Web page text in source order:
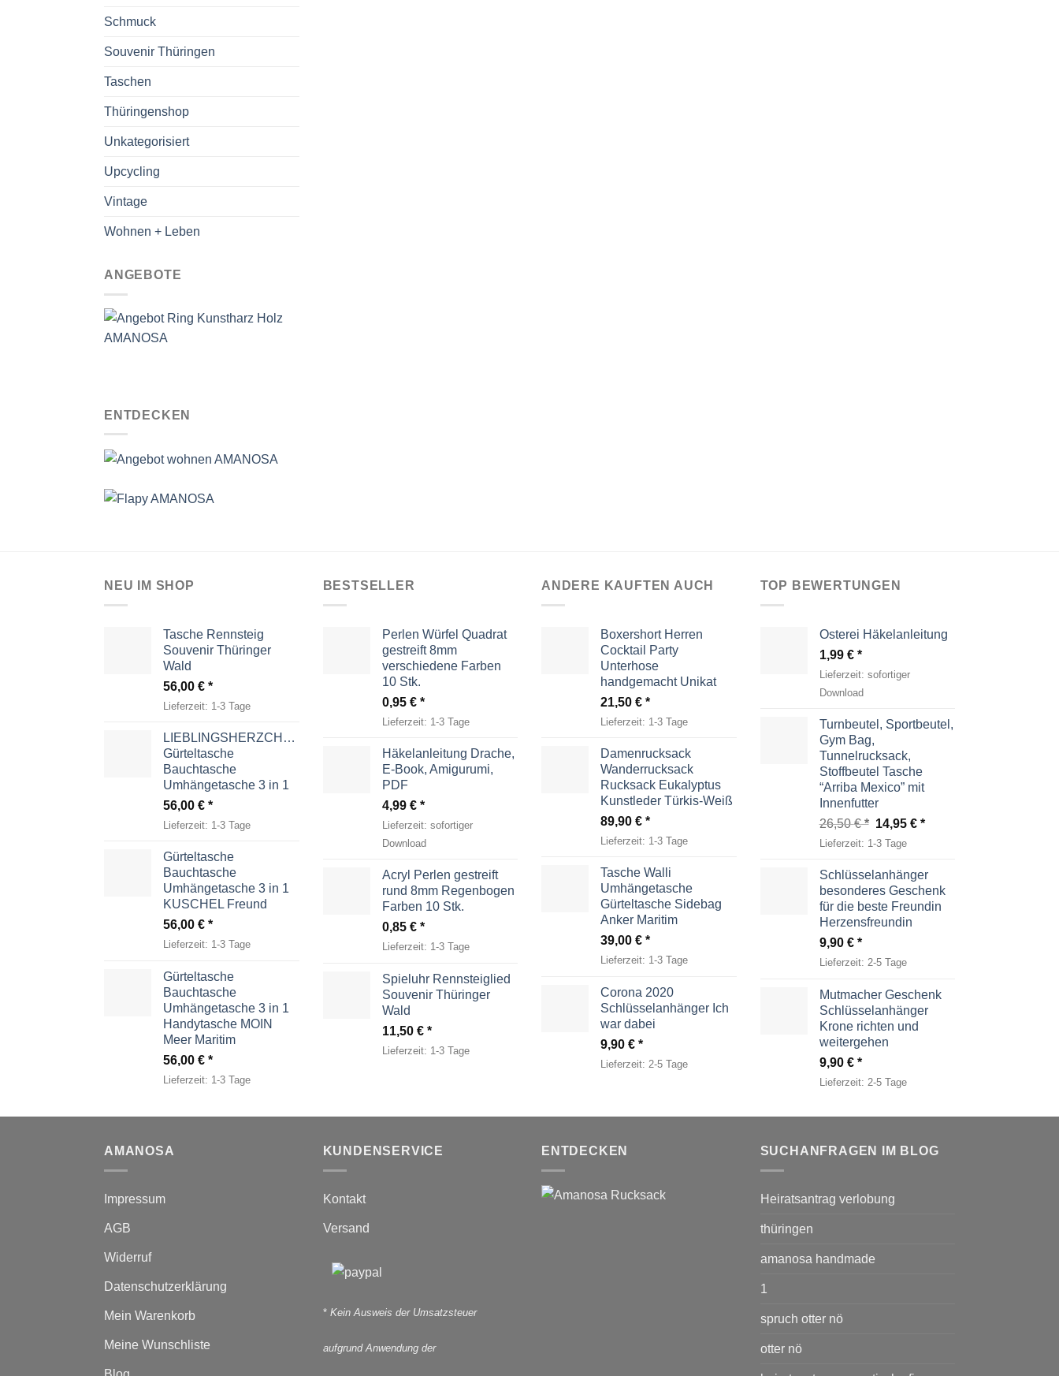
Schmuck
Souvenir Thüringen
Taschen
Thüringenshop
Unkategorisiert
Upcycling
Vintage
Wohnen + Leben
ANGEBOTE
ENTDECKEN
NEU IM SHOP
Tasche Rennsteig
Souvenir Thüringer
Wald
56,00 €
Lieferzeit: 1-3 Tage
LIEBLINGSHERZCHEN
Gürteltasche
Bauchtasche
Umhängetasche 3 in 1
56,00 €
Lieferzeit: 1-3 Tage
Gürteltasche
Bauchtasche
Umhängetasche 3 in 1
KUSCHEL Freund
56,00 €
Lieferzeit: 1-3 Tage
Gürteltasche
Bauchtasche
Umhängetasche 3 in 1
Handytasche MOIN
Meer Maritim
56,00 €
Lieferzeit: 1-3 Tage
BESTSELLER
Perlen Würfel Quadrat
gestreift 8mm
verschiedene Farben
10 Stk.
0,95 €
Lieferzeit: 1-3 Tage
Häkelanleitung Drache,
E-Book, Amigurumi,
PDF
4,99 €
Lieferzeit: sofortiger
Download
Acryl Perlen gestreift
rund 8mm Regenbogen
Farben 10 Stk.
0,85 €
Lieferzeit: 1-3 Tage
Spieluhr Rennsteiglied
Souvenir Thüringer
Wald
11,50 €
Lieferzeit: 1-3 Tage
ANDERE KAUFTEN AUCH
Boxershort Herren
Cocktail Party
Unterhose
handgemacht Unikat
21,50 €
Lieferzeit: 1-3 Tage
Damenrucksack
Wanderrucksack
Rucksack Eukalyptus
Kunstleder Türkis-Weiß
89,90 €
Lieferzeit: 1-3 Tage
Tasche Walli
Umhängetasche
Gürteltasche Sidebag
Anker Maritim
39,00 €
Lieferzeit: 1-3 Tage
Corona 2020
Schlüsselanhänger Ich
war dabei
9,90 €
Lieferzeit: 2-5 Tage
TOP BEWERTUNGEN
Osterei Häkelanleitung
1,99 €
Lieferzeit: sofortiger
Download
Turnbeutel, Sportbeutel,
Gym Bag,
Tunnelrucksack,
Stoffbeutel Tasche
“Arriba Mexico” mit
Innenfutter
26,50€
Ursprünglicher
Preis
26,50 €
14,95€ Aktueller
14,95 €.
Lieferzeit: 1-3 Tage
Schlüsselanhänger
besonderes Geschenk
für die beste Freundin
Herzensfreundin
9,90 €
Lieferzeit: 2-5 Tage
Mutmacher Geschenk
Schlüsselanhänger
Krone richten und
weitergehen
9,90 €
Lieferzeit: 2-5 Tage
AMANOSA
Impressum
AGB
Widerruf
Datenschutzerklärung
Mein Warenkorb
Meine Wunschliste
KUNDENSERVICE
Kontakt
Versand
* Kein Ausweis der Umsatzsteuer
aufgrund Anwendung der
ENTDECKEN SUCHANFRAGEN IM BLOG
Heiratsantrag verlobung
thüringen
amanosa handmade
1
spruch otter nö
otter nö